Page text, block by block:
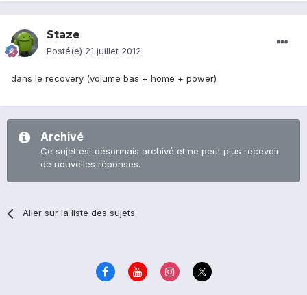
Staze
Posté(e) 21 juillet 2012
dans le recovery (volume bas + home + power)
Archivé
Ce sujet est désormais archivé et ne peut plus recevoir
de nouvelles réponses.
Aller sur la liste des sujets